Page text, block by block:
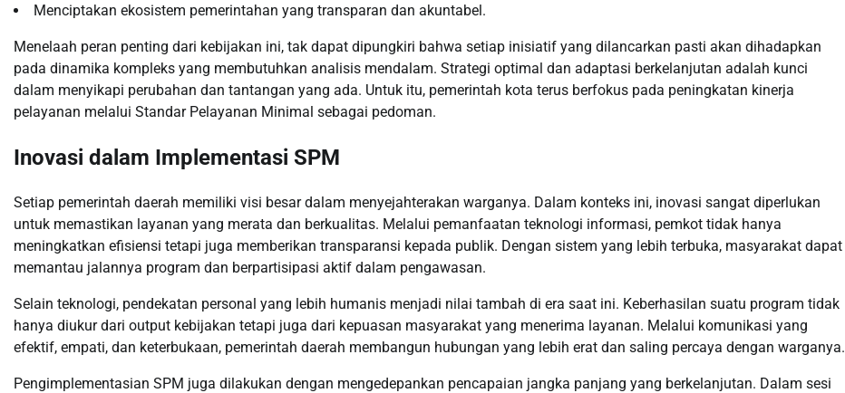
Menciptakan ekosistem pemerintahan yang transparan dan akuntabel.
Menelaah peran penting dari kebijakan ini, tak dapat dipungkiri bahwa setiap inisiatif yang dilancarkan pasti akan dihadapkan
pada dinamika kompleks yang membutuhkan analisis mendalam. Strategi optimal dan adaptasi berkelanjutan adalah kunci
dalam menyikapi perubahan dan tantangan yang ada. Untuk itu, pemerintah kota terus berfokus pada peningkatan kinerja
pelayanan melalui Standar Pelayanan Minimal sebagai pedoman.
Inovasi dalam Implementasi SPM
Setiap pemerintah daerah memiliki visi besar dalam menyejahterakan warganya. Dalam konteks ini, inovasi sangat diperlukan
untuk memastikan layanan yang merata dan berkualitas. Melalui pemanfaatan teknologi informasi, pemkot tidak hanya
meningkatkan efisiensi tetapi juga memberikan transparansi kepada publik. Dengan sistem yang lebih terbuka, masyarakat dapat
memantau jalannya program dan berpartisipasi aktif dalam pengawasan.
Selain teknologi, pendekatan personal yang lebih humanis menjadi nilai tambah di era saat ini. Keberhasilan suatu program tidak
hanya diukur dari output kebijakan tetapi juga dari kepuasan masyarakat yang menerima layanan. Melalui komunikasi yang
efektif, empati, dan keterbukaan, pemerintah daerah membangun hubungan yang lebih erat dan saling percaya dengan warganya.
Pengimplementasian SPM juga dilakukan dengan mengedepankan pencapaian jangka panjang yang berkelanjutan. Dalam sesi